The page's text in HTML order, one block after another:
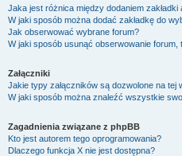
Jaka jest różnica między dodaniem zakładki
W jaki sposób można dodać zakładkę do
Jak obserwować wybrane forum?
W jaki sposób usunąć obserwowanie forum,
Załączniki
Jakie typy załączników są dozwolone na tej
W jaki sposób można znaleźć wszystkie
Zagadnienia związane z phpBB
Kto jest autorem tego oprogramowania?
Dlaczego funkcja X nie jest dostępna?